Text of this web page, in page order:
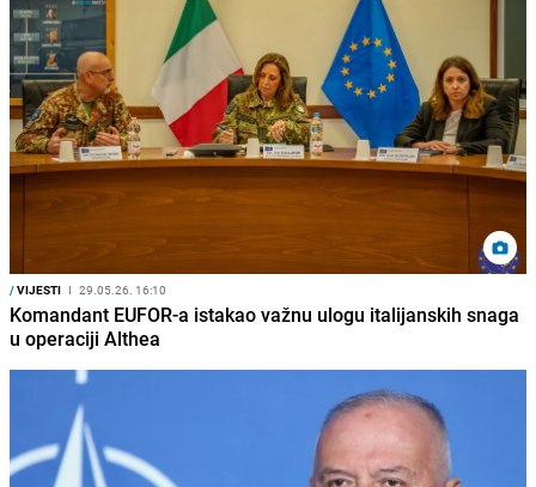
/VIJESTI I 29.05.26. 16:10
Komandant EUFOR-a istakao važnu ulogu italijanskih snaga
u operaciji Althea